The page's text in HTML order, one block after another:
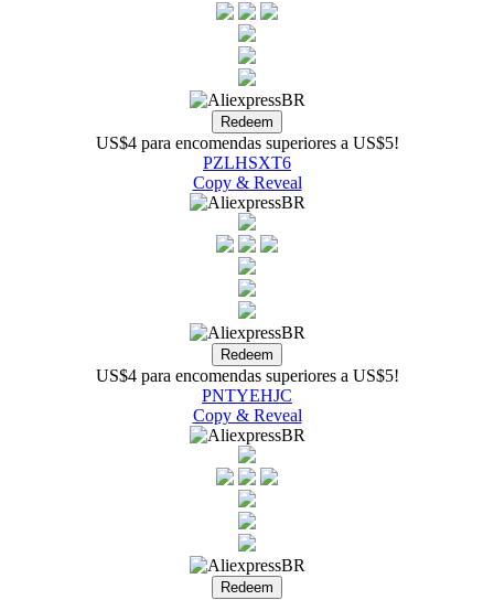
US$4 para encomendas superiores a US$5!
PZLHSXT6
Copy & Reveal
US$4 para encomendas superiores a US$5!
PNTYEHJC
Copy & Reveal